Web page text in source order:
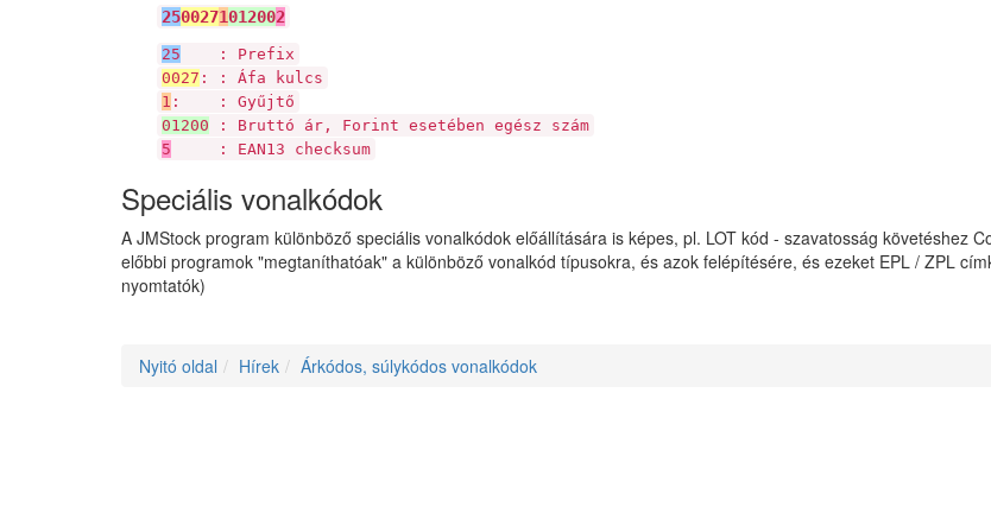
2500271012002
25 : Prefix
0027 : : Áfa kulcs
1 : : Gyűjtő
01200 : Bruttó ár, Forint esetében egész szám
5 : EAN13 checksum
Speciális vonalkódok
A JMStock program különböző speciális vonalkódok előállítására is képes, pl. LOT kód - szavatosság követéshez
előbbi programok "megtaníthatóak" a különböző vonalkód típusokra, és azok felépítésére, és ezeket EPL / ZPL
nyomtatók)
Nyitó oldal Hírek Árkódos, súlykódos vonalkódok